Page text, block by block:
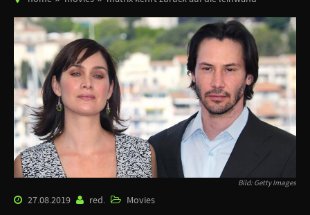
Bild: Getty Images
27.08.2019 red. Movies